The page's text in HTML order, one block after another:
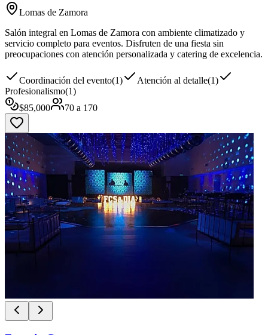
Lomas de Zamora
Salón integral en Lomas de Zamora con ambiente climatizado y
servicio completo para eventos. Disfruten de una fiesta sin
preocupaciones con atención personalizada y catering de excelencia.
Coordinación del evento(1) Atención al detalle(1)
Profesionalismo(1)
$85,000 70 a 170